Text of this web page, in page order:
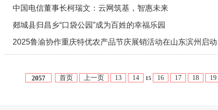
中国电信董事长柯瑞文：云网筑基，智惠未来
郯城县归昌乡“口袋公园”成为百姓的幸福乐园
2025鲁渝协作重庆特优农产品节庆展销活动在山东滨州启动
2057 首页 上一页 13 14 15 16 17 18 19